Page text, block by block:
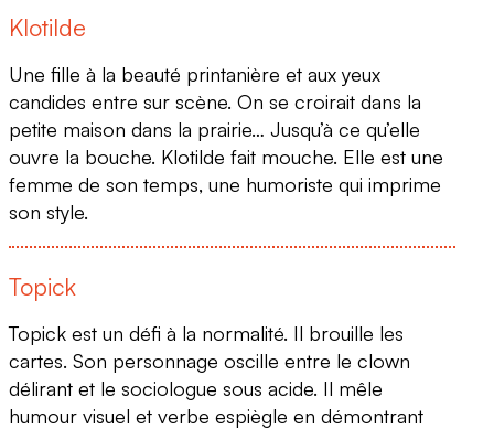
4
Klotilde
Une fille à la beauté printanière et aux yeux
candides entre sur scène. On se croirait dans la
petite maison dans la prairie… Jusqu’à ce qu’elle
ouvre la bouche. Klotilde fait mouche. Elle est une
femme de son temps, une humoriste qui imprime
son style.
Topick
Topick est un défi à la normalité. Il brouille les
cartes. Son personnage oscille entre le clown
délirant et le sociologue sous acide. Il mêle
humour visuel et verbe espiègle en démontrant